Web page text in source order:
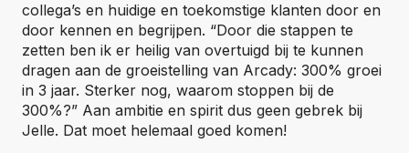
collega’s en huidige en toekomstige klanten door en
door kennen en begrijpen. “Door die stappen te
zetten ben ik er heilig van overtuigd bij te kunnen
dragen aan de groeistelling van Arcady: 300% groei
in 3 jaar. Sterker nog, waarom stoppen bij de
300%?” Aan ambitie en spirit dus geen gebrek bij
Jelle. Dat moet helemaal goed komen!